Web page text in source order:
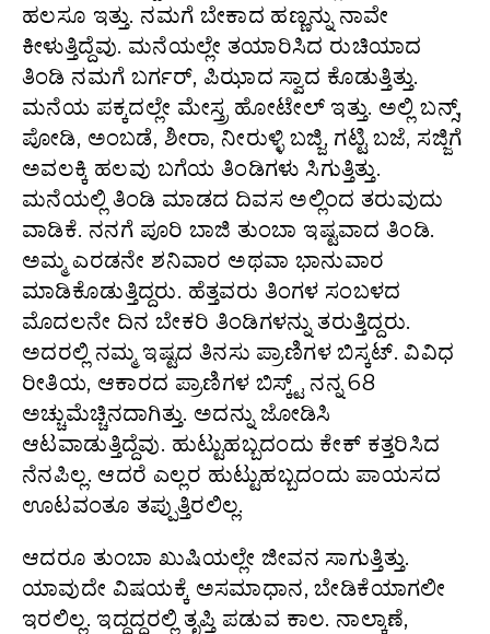
ಹಲಸೂ ಇತ್ತು. ನಮಗೆ ಬೇಕಾದ ಹಣ್ಣನ್ನು ನಾವೇ
ಕೀಳುತ್ತಿದ್ದೆವು. ಮನೆಯಲ್ಲೇ ತಯಾರಿಸಿದ ರುಚಿಯಾದ
ತಿಂಡಿ ನಮಗೆ ಬರ್ಗರ್, ಪಿಝಾದ ಸ್ವಾದ ಕೊಡುತ್ತಿತ್ತು.
ಮನೆಯ ಪಕ್ಕದಲ್ಲೇ ಮೇಸ್ತ್ರ ಹೋಟೇಲ್ ಇತ್ತು. ಅಲ್ಲಿ ಬನ್ಸ್,
ಪೋಡಿ, ಅಂಬಡೆ, ಶೀರಾ, ನೀರುಳ್ಳಿ ಬಜ್ಜಿ, ಗಟ್ಟಿ ಬಜೆ, ಸಜ್ಜಿಗೆ
ಅವಲಕ್ಕಿ ಹಲವು ಬಗೆಯ ತಿಂಡಿಗಳು ಸಿಗುತ್ತಿತ್ತು.
ಮನೆಯಲ್ಲಿ ತಿಂಡಿ ಮಾಡದ ದಿವಸ ಅಲ್ಲಿಂದ ತರುವುದು
ವಾಡಿಕೆ. ನನಗೆ ಪೂರಿ ಬಾಜಿ ತುಂಬಾ ಇಷ್ಟವಾದ ತಿಂಡಿ.
ಅಮ್ಮ ಎರಡನೇ ಶನಿವಾರ ಅಥವಾ ಭಾನುವಾರ
ಮಾಡಿಕೊಡುತ್ತಿದ್ದರು. ಹೆತ್ತವರು ತಿಂಗಳ ಸಂಬಳದ
ಮೊದಲನೇ ದಿನ ಬೇಕರಿ ತಿಂಡಿಗಳನ್ನು ತರುತ್ತಿದ್ದರು.
ಅದರಲ್ಲಿ ನಮ್ಮ ಇಷ್ಟದ ತಿನಸು ಪ್ರಾಣಿಗಳ ಬಿಸ್ಕಟ್. ವಿವಿಧ
ರೀತಿಯ, ಆಕಾರದ ಪ್ರಾಣಿಗಳ ಬಿಸ್ಕ್ಟ್ ನನ್ನ 68
ಅಚ್ಚುಮೆಚ್ಚಿನದಾಗಿತ್ತು. ಅದನ್ನು ಜೋಡಿಸಿ
ಆಟವಾಡುತ್ತಿದ್ದೆವು. ಹುಟ್ಟುಹಬ್ಬದಂದು ಕೇಕ್ ಕತ್ತರಿಸಿದ
ನೆನಪಿಲ್ಲ. ಆದರೆ ಎಲ್ಲರ ಹುಟ್ಟುಹಬ್ಬದಂದು ಪಾಯಸದ
ಊಟವಂತೂ ತಪ್ಪುತ್ತಿರಲಿಲ್ಲ.
ಆದರೂ ತುಂಬಾ ಖುಷಿಯಲ್ಲೇ ಜೀವನ ಸಾಗುತ್ತಿತ್ತು.
ಯಾವುದೇ ವಿಷಯಕ್ಕೆ ಅಸಮಾಧಾನ, ಬೇಡಿಕೆಯಾಗಲೀ
ಇರಲಿಲ್ಲ. ಇದ್ದದ್ದರಲ್ಲಿ ತೃಪ್ತಿ ಪಡುವ ಕಾಲ. ನಾಲ್ಕಾಣೆ,